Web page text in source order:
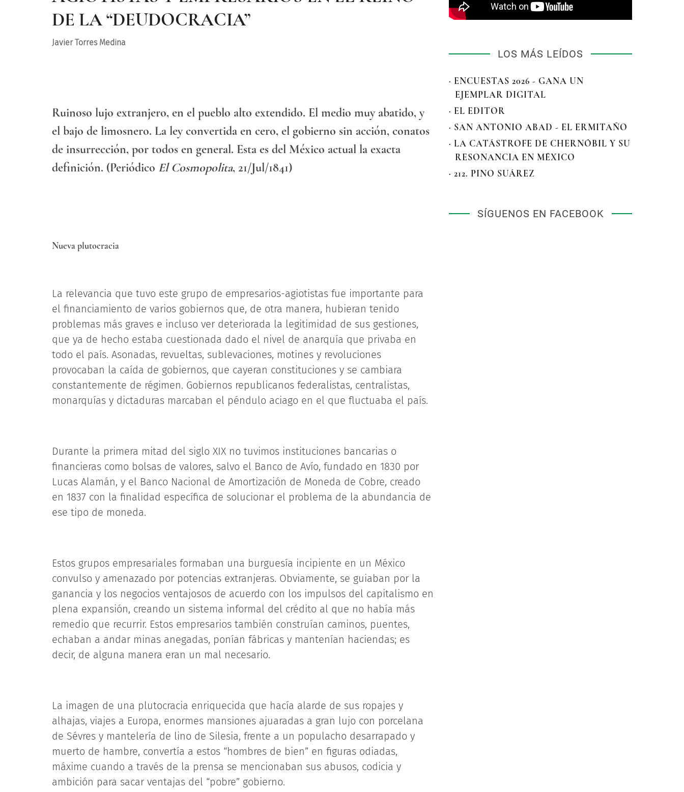
DE LA “DEUDOCRACIA”
Javier Torres Medina
Ruinoso lujo extranjero, en el pueblo alto extendido. El medio muy abatido, y
el bajo de limosnero. La ley convertida en cero, el gobierno sin acción, conatos
de insurrección, por todos en general. Esta es del México actual la exacta
definición. (Periódico El Cosmopolita, 21/Jul/1841)
Nueva plutocracia
La relevancia que tuvo este grupo de empresarios-agiotistas fue importante para
el financiamiento de varios gobiernos que, de otra manera, hubieran tenido
problemas más graves e incluso ver deteriorada la legitimidad de sus gestiones,
que ya de hecho estaba cuestionada dado el nivel de anarquía que privaba en
todo el país. Asonadas, revueltas, sublevaciones, motines y revoluciones
provocaban la caída de gobiernos, que cayeran constituciones y se cambiara
constantemente de régimen. Gobiernos republicanos federalistas, centralistas,
monarquías y dictaduras marcaban el péndulo aciago en el que fluctuaba el país.
Durante la primera mitad del siglo XIX no tuvimos instituciones bancarias o
financieras como bolsas de valores, salvo el Banco de Avío, fundado en 1830 por
Lucas Alamán, y el Banco Nacional de Amortización de Moneda de Cobre, creado
en 1837 con la finalidad específica de solucionar el problema de la abundancia de
ese tipo de moneda.
Estos grupos empresariales formaban una burguesía incipiente en un México
convulso y amenazado por potencias extranjeras. Obviamente, se guiaban por la
ganancia y los negocios ventajosos de acuerdo con los impulsos del capitalismo en
plena expansión, creando un sistema informal del crédito al que no había más
remedio que recurrir. Estos empresarios también construían caminos, puentes,
echaban a andar minas anegadas, ponían fábricas y mantenían haciendas; es
decir, de alguna manera eran un mal necesario.
La imagen de una plutocracia enriquecida que hacía alarde de sus ropajes y
alhajas, viajes a Europa, enormes mansiones ajuaradas a gran lujo con porcelana
de Sévres y mantelería de lino de Silesia, frente a un populacho desarrapado y
muerto de hambre, convertía a estos “hombres de bien” en figuras odiadas,
máxime cuando a través de la prensa se mencionaban sus abusos, codicia y
ambición para sacar ventajas del “pobre” gobierno.
LOS MÁS LEÍDOS
· ENCUESTAS 2026 - GANA UN
EJEMPLAR DIGITAL
· EL EDITOR
· SAN ANTONIO ABAD - EL ERMITAÑO
· LA CATÁSTROFE DE CHERNÓBIL Y SU
RESONANCIA EN MÉXICO
· 212. PINO SUÁREZ
SÍGUENOS EN FACEBOOK